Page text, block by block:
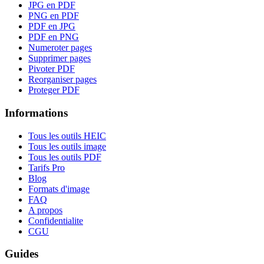
JPG en PDF
PNG en PDF
PDF en JPG
PDF en PNG
Numeroter pages
Supprimer pages
Pivoter PDF
Reorganiser pages
Proteger PDF
Informations
Tous les outils HEIC
Tous les outils image
Tous les outils PDF
Tarifs Pro
Blog
Formats d'image
FAQ
A propos
Confidentialite
CGU
Guides